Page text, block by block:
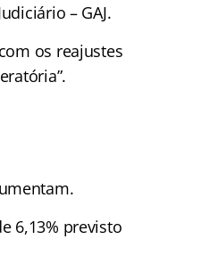
– GAJ.
os reajustes
6,13% previsto